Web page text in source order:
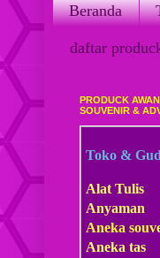
Beranda
daftar
PRODUCK
SOUVENIR &
Toko &
Alat Tulis
Anyaman
Aneka
Aneka tas